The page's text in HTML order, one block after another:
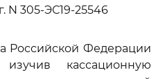
N 305-ЭС19-25546
Российской Федерации
кассационную